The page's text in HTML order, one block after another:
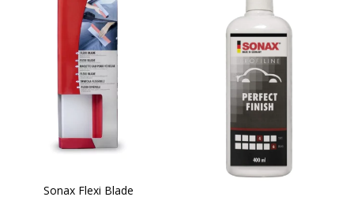
Sonax Flexi Blade